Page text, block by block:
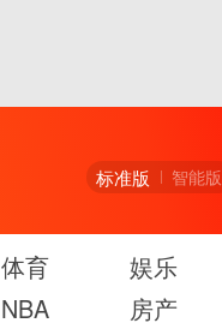
标准版 智能版
体育 娱乐
NBA 房产